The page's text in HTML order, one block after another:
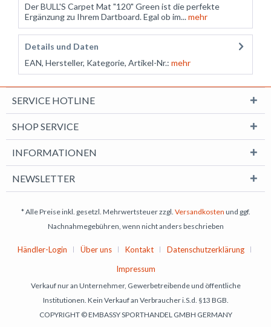
Der BULL'S Carpet Mat "120" Green ist die perfekte
Ergänzung zu Ihrem Dartboard. Egal ob im...mehr
Details und Daten
EAN, Hersteller, Kategorie, Artikel-Nr.: mehr
SERVICE HOTLINE
SHOP SERVICE
INFORMATIONEN
NEWSLETTER
* Alle Preise inkl. gesetzl. Mehrwertsteuer zzgl. Versandkosten und ggf.
Nachnahmegebühren, wenn nicht anders beschrieben
Händler-Login Über uns Kontakt
Datenschutzerklärung
Impressum
Verkauf nur an Unternehmer, Gewerbetreibende und öffentliche
Institutionen. Kein Verkauf an Verbraucher i.S.d. §13 BGB.
COPYRIGHT © EMBASSY SPORTHANDEL GMBH GERMANY